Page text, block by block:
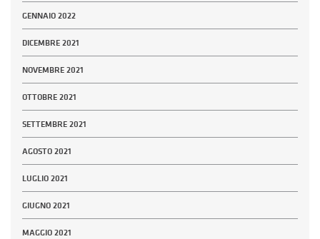
GENNAIO 2022
DICEMBRE 2021
NOVEMBRE 2021
OTTOBRE 2021
SETTEMBRE 2021
AGOSTO 2021
LUGLIO 2021
GIUGNO 2021
MAGGIO 2021